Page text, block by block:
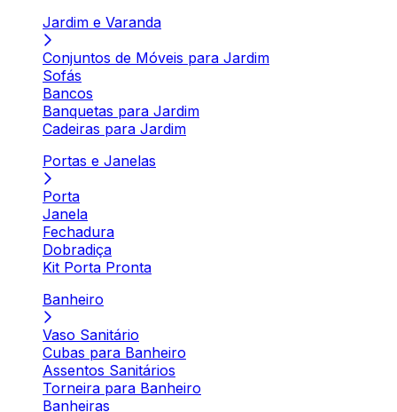
Jardim e Varanda
Conjuntos de Móveis para Jardim
Sofás
Bancos
Banquetas para Jardim
Cadeiras para Jardim
Portas e Janelas
Porta
Janela
Fechadura
Dobradiça
Kit Porta Pronta
Banheiro
Vaso Sanitário
Cubas para Banheiro
Assentos Sanitários
Torneira para Banheiro
Banheiras